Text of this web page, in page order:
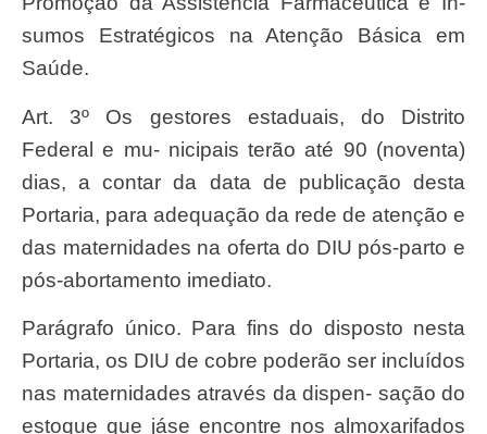
sumos Estratégicos naAtenção Básica em
Saúde.
Art. 3º Os gestores estaduais, do Distrito
Federal e mu- nicipais terão até 90 (noventa)
dias, a contar da data de publicação desta
Portaria, para adequação da rede de atenção e
das maternidades na oferta do DIU pós-parto e
pós-abortamento imediato.
Parágrafo único. Para fins do disposto nesta
Portaria, os DIU de cobre poderão ser incluídos
nas maternidades através da dispen- sação do
estoque que jáse encontre nos almoxarifados